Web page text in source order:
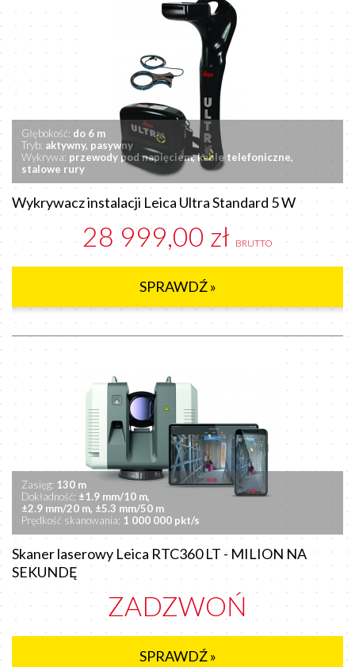
Głębokość: do 6 m
Tryb: aktywny, pasywny
Wykrywa: przewody pod napięciem, kable telefoniczne,
stalowe rury
Wykrywacz instalacji Leica Ultra Standard 5 W
28 999,00 zł BRUTTO
SPRAWDŹ »
Zasięg: 130 m
Dokładność: ±1.9 mm/10 m,
±2.9 mm/20 m, ±5.3 mm/50 m
Prędkość skanowania: 1 000 000 pkt/s
Skaner laserowy Leica RTC360 LT - MILION NA
SEKUNDĘ
ZADZWOŃ
SPRAWDŹ »